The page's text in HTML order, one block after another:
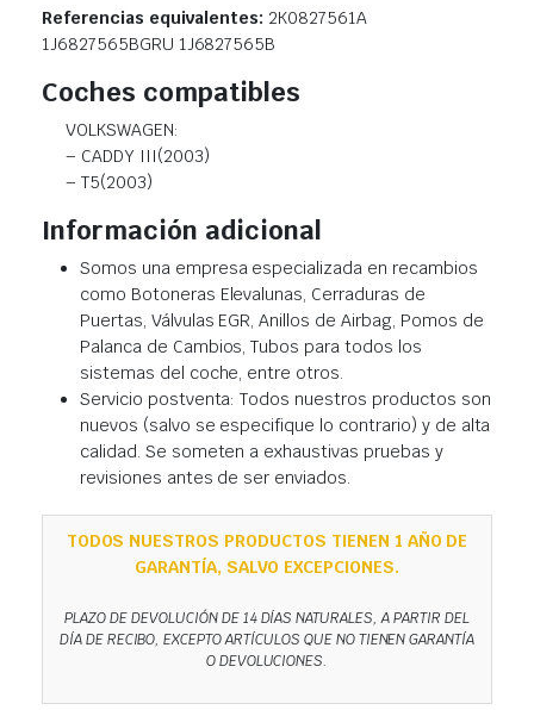
Referencias equivalentes: 2K0827561A
1J6827565BGRU 1J6827565B
Coches compatibles
VOLKSWAGEN:
– CADDY III(2003)
– T5(2003)
Información adicional
Somos una empresa especializada en recambios
como Botoneras Elevalunas, Cerraduras de
Puertas, Válvulas EGR, Anillos de Airbag, Pomos de
Palanca de Cambios, Tubos para todos los
sistemas del coche, entre otros.
Servicio postventa: Todos nuestros productos son
nuevos (salvo se especifique lo contrario) y de alta
calidad. Se someten a exhaustivas pruebas y
revisiones antes de ser enviados.
TODOS NUESTROS PRODUCTOS TIENEN 1 AÑO DE
GARANTÍA, SALVO EXCEPCIONES.
PLAZO DE DEVOLUCIÓN DE 14 DÍAS NATURALES, A PARTIR DEL
DÍA DE RECIBO, EXCEPTO ARTÍCULOS QUE NO TIENEN GARANTÍA
O DEVOLUCIONES.